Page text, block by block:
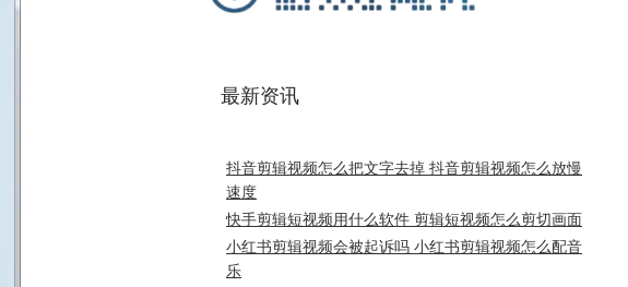
最新资讯
抖音剪辑视频怎么把文字去掉 抖音剪辑视频怎么放慢
速度
快手剪辑短视频用什么软件 剪辑短视频怎么剪切画面
小红书剪辑视频会被起诉吗 小红书剪辑视频怎么配音
乐